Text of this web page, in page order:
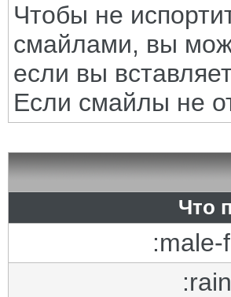
Чтобы не
смайлами, вы
если вы
Если смайлы не
Что
:male-